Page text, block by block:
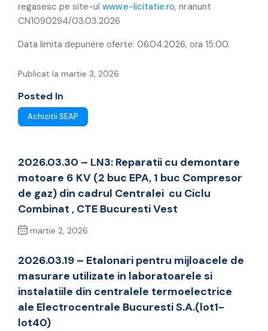
regasesc pe site-ul www.e-licitatie.ro, nr.anunt
CN1090294/03.03.2026
Data limita depunere oferte: 06.04.2026, ora 15:00.
Publicat la martie 3, 2026
Posted In
Achizitii SEAP
2026.03.30 – LN3: Reparatii cu demontare
motoare 6 KV (2 buc EPA, 1 buc Compresor
de gaz) din cadrul Centralei cu Ciclu
Combinat , CTE Bucuresti Vest
martie 2, 2026
2026.03.19 – Etalonari pentru mijloacele de
masurare utilizate in laboratoarele si
instalatiile din centralele termoelectrice
ale Electrocentrale Bucuresti S.A.(lot1-
lot40)